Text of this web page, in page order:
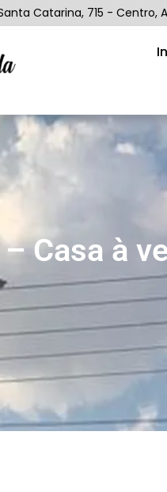
Catarina, 715 - Centro,
Casa à